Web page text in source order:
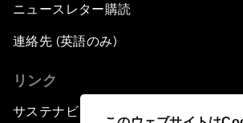
ニュースレター購読
連絡先 (英語のみ)
リンク
サステナビリティへの取り組み